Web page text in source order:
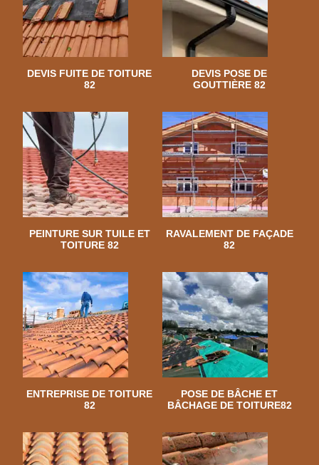
DEVIS FUITE DE TOITURE
82
DEVIS POSE DE
GOUTTIÈRE 82
PEINTURE SUR TUILE ET
TOITURE 82
RAVALEMENT DE FAÇADE
82
ENTREPRISE DE TOITURE
82
POSE DE BÂCHE ET
BÂCHAGE DE TOITURE82